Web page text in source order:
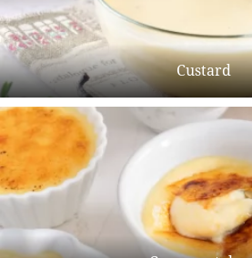
Custard